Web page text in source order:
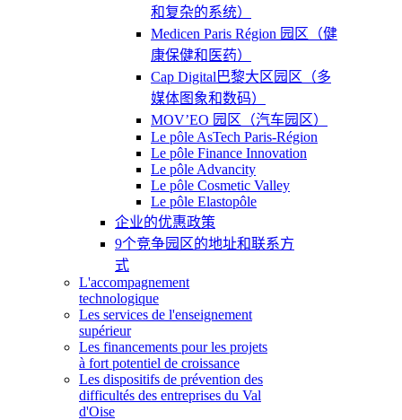
和复杂的系统）
Medicen Paris Région 园区（健
康保健和医药）
Cap Digital巴黎大区园区（多
媒体图象和数码）
MOV’EO 园区（汽车园区）
Le pôle AsTech Paris-Région
Le pôle Finance Innovation
Le pôle Advancity
Le pôle Cosmetic Valley
Le pôle Elastopôle
企业的优惠政策
9个竞争园区的地址和联系方
式
L'accompagnement
technologique
Les services de l'enseignement
supérieur
Les financements pour les projets
à fort potentiel de croissance
Les dispositifs de prévention des
difficultés des entreprises du Val
d'Oise